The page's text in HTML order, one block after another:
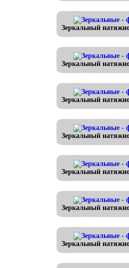
Зеркальный
Зеркальный
Зеркальный
Зеркальный
Зеркальный
Зеркальный
Зеркальный